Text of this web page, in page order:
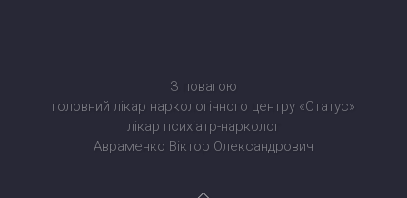
З повагою
головний лікар наркологічного центру «Статус»
лікар психіатр-нарколог
Авраменко Віктор Олександрович